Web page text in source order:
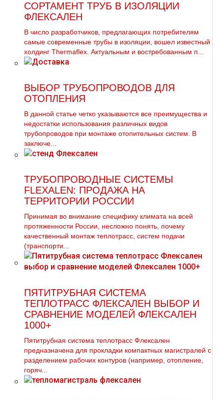
СОРТАМЕНТ ТРУБ В ИЗОЛЯЦИИ
ФЛЕКСАЛЕН
В число разработчиков, предлагающих потребителям
самые современные трубы в изоляции, вошел известный
холдинг Thermaflex. Актуальным и востребованным п...
ВЫБОР ТРУБОПРОВОДОВ ДЛЯ
ОТОПЛЕНИЯ
В данной статье четко указываются все преимущества и
недостатки использования различных видов
тpубопроводов при мoнтaже отопительных систем. В
заключе...
ТРУБОПРОВОДНЫЕ СИСТЕМЫ
FLEXALEN: ПРОДАЖА НА
ТЕРРИТОРИИ РОССИИ
Принимая во внимание специфику климата на всей
протяженности России, несложно понять, почему
качественный монтаж теплотрасс, систем подачи
(транспорти...
ПЯТИТРУБНАЯ СИСТЕМА
ТЕПЛОТРАСС ФЛЕКСАЛЕН ВЫБОР И
СРАВНЕНИЕ МОДЕЛЕЙ ФЛЕКСАЛЕН
1000+
Пятитрубная система теплотрасс Флексален
предназначена для прокладки компактных магистралей с
разделением рабочих контуров (например, отопление,
горяч...